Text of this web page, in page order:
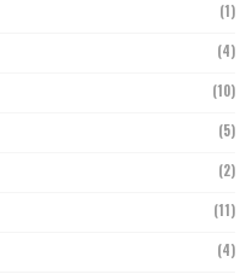
(1)
(4)
(10)
(5)
(2)
(11)
(4)